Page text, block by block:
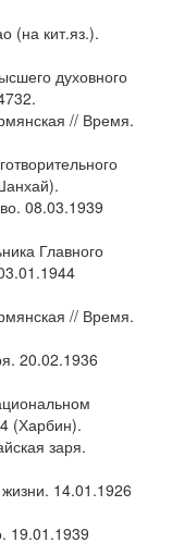
(на кит.яз.).
духовного
// Время.
08.03.1939
Главного
// Время.
20.02.1936
(Харбин).
заря.
14.01.1926
19.01.1939